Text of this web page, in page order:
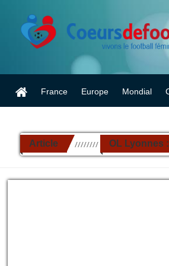
France Europe Mondial
Article ////////// OL Lyonnes